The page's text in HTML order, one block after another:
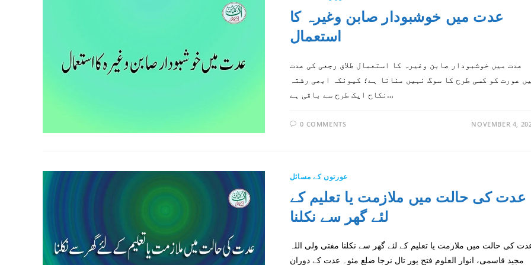
عدت میں خوشبودار صابن وغیرہ کا
استعمال
عدت میں خوشبودار صابن وغیرہ کا استعمال طلاق رجعی کی عدت
عورت کو کسی طرح کا سوگ نہیں منانا ہے؛ کیونکہ ابھی رشتہ
نکاح ایک طرح سے باقی ہے…
0 COMMENTS NOVEMBER 4,
عورتوں کے مسائل
عدت کی حالت میں ملازمت یا تعلیم کے
لئے گھر سے نکلنا
کی حالت میں ملازمت یا تعلیم کے لئے گھر سے نکلنا مفتی ولی اللہ
مجید قاسمی، انوار العلوم فتح پور تال نرجا ضلع مئو۔ عدت کے دوران